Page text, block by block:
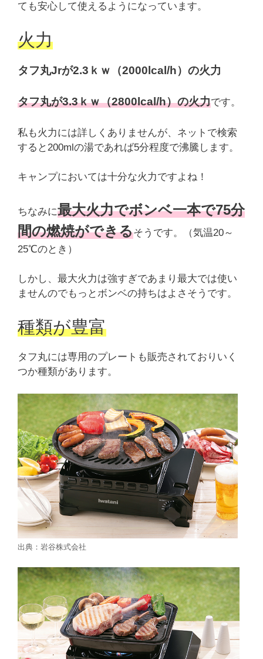
ても安心して使えるようになっています。
火力
タフ丸Jrが2.3ｋｗ（2000lcal/h）の火力
タフ丸が3.3ｋｗ（2800lcal/h）の火力です。
私も火力には詳しくありませんが、ネットで検索
すると200mlの湯であれば5分程度で沸騰します。
キャンプにおいては十分な火力ですよね！
ちなみに最大火力でボンベ一本で75分
間の燃焼ができるそうです。（気温20～
25℃のとき）
しかし、最大火力は強すぎであまり最大では使い
ませんのでもっとボンベの持ちはよさそうです。
種類が豊富
タフ丸には専用のプレートも販売されておりいく
つか種類があります。
出典：岩谷株式会社